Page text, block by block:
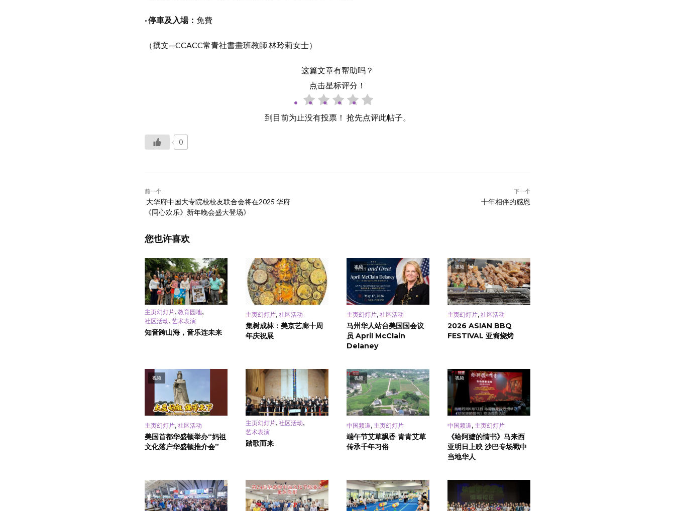
· 停車及入場： 免費
（撰文—CCACC常青社書畫班教師 林玲莉女士）
这篇文章有帮助吗？
点击星标评分！
到目前为止没有投票！ 抢先点评此帖子。
0
前一个
大华府中国大专院校校友联合会将在2025 华府
《同心欢乐》新年晚会盛大登场》
下一个
十年相伴的感恩
您也许喜欢
主页幻灯片 教育园地
社区活动 艺术表演
知音跨山海，音乐连未来
主页幻灯片 社区活动
集树成林：美京艺廊十周
年庆祝展
视频
主页幻灯片 社区活动
马州华人站台美国国会议
员 April McClain
Delaney
视频
主页幻灯片 社区活动
2026 ASIAN BBQ
FESTIVAL 亚裔烧烤
视频
主页幻灯片 社区活动
美国首都华盛顿举办“妈祖
文化落户华盛顿推介会”
主页幻灯片 社区活动
艺术表演
踏歌而来
视频
中国频道 主页幻灯片
端午节艾草飘香 青青艾草
传承千年习俗
视频
中国频道 主页幻灯片
《给阿嬷的情书》马来西
亚明日上映 沙巴专场戳中
当地华人